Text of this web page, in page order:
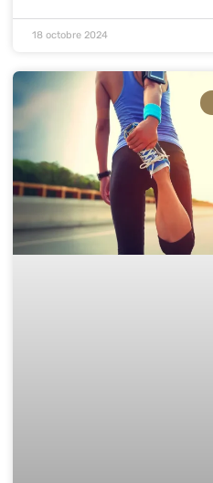
18 octobre 2024